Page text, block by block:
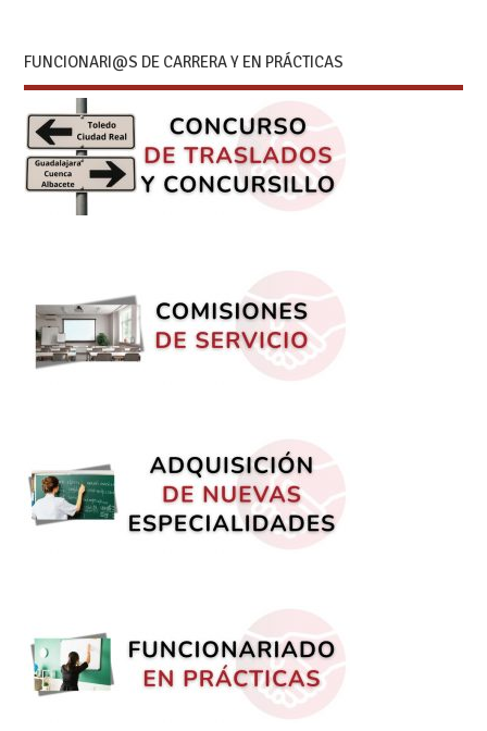
FUNCIONARI@S DE CARRERA Y EN PRÁCTICAS